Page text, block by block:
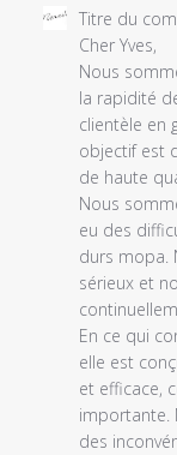
Commentaires
propriétaire
magasin
l'examen
commentaire
personnalisé
2023
Titre du
Cher Yves,
Nous
la rapidité
clientèle en
objectif est
de haute
Nous
eu des
durs mopa.
sérieux et
En ce qui
elle est
et efficace,
importante.
des